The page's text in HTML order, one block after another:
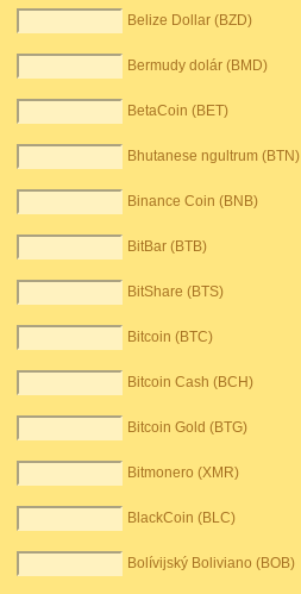
Belize Dollar (BZD)
Bermudy dolár (BMD)
BetaCoin (BET)
Bhutanese ngultrum (BTN)
Binance Coin (BNB)
BitBar (BTB)
BitShare (BTS)
Bitcoin (BTC)
Bitcoin Cash (BCH)
Bitcoin Gold (BTG)
Bitmonero (XMR)
BlackCoin (BLC)
Bolívijský Boliviano (BOB)